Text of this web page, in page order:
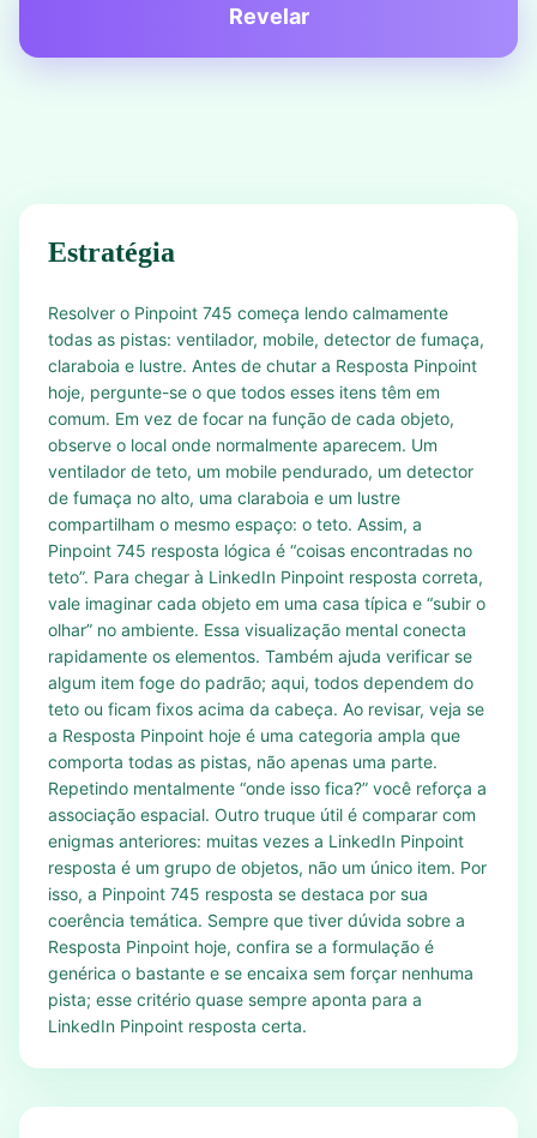
Revelar
Estratégia
Resolver o Pinpoint 745 começa lendo calmamente
todas as pistas: ventilador, mobile, detector de fumaça,
claraboia e lustre. Antes de chutar a Resposta Pinpoint
hoje, pergunte-se o que todos esses itens têm em
comum. Em vez de focar na função de cada objeto,
observe o local onde normalmente aparecem. Um
ventilador de teto, um mobile pendurado, um detector
de fumaça no alto, uma claraboia e um lustre
compartilham o mesmo espaço: o teto. Assim, a
Pinpoint 745 resposta lógica é “coisas encontradas no
teto”. Para chegar à LinkedIn Pinpoint resposta correta,
vale imaginar cada objeto em uma casa típica e “subir o
olhar” no ambiente. Essa visualização mental conecta
rapidamente os elementos. Também ajuda verificar se
algum item foge do padrão; aqui, todos dependem do
teto ou ficam fixos acima da cabeça. Ao revisar, veja se
a Resposta Pinpoint hoje é uma categoria ampla que
comporta todas as pistas, não apenas uma parte.
Repetindo mentalmente “onde isso fica?” você reforça a
associação espacial. Outro truque útil é comparar com
enigmas anteriores: muitas vezes a LinkedIn Pinpoint
resposta é um grupo de objetos, não um único item. Por
isso, a Pinpoint 745 resposta se destaca por sua
coerência temática. Sempre que tiver dúvida sobre a
Resposta Pinpoint hoje, confira se a formulação é
genérica o bastante e se encaixa sem forçar nenhuma
pista; esse critério quase sempre aponta para a
LinkedIn Pinpoint resposta certa.